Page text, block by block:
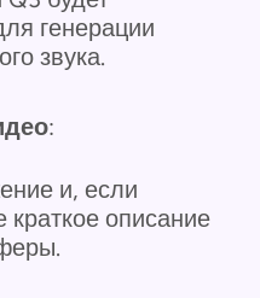
генерации
звука.
:
и, если
краткое описание